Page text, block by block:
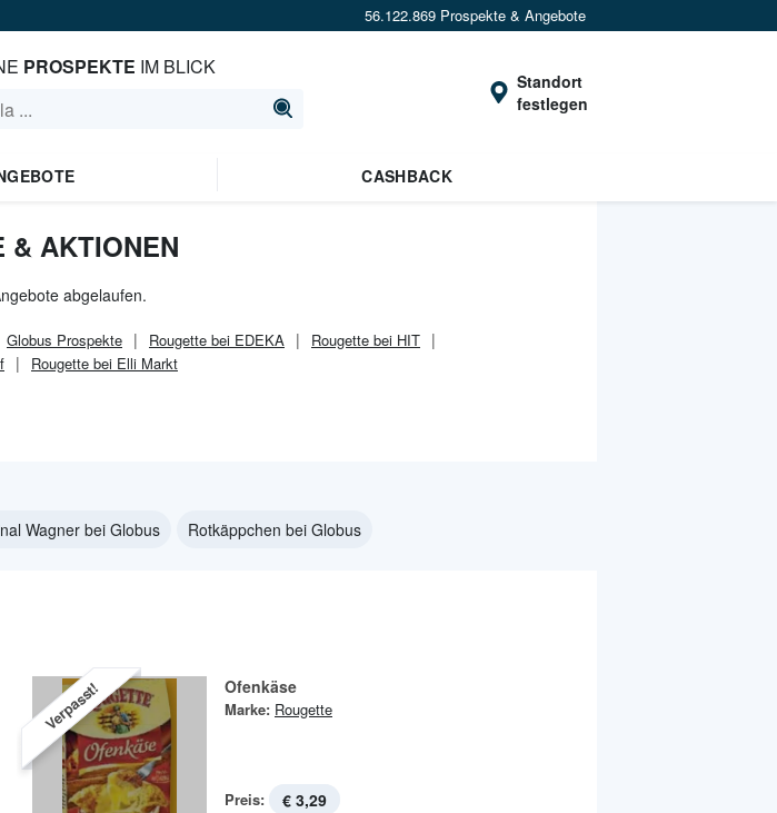
56.122.869 Prospekte & Angebote
PROSPEKTE IM BLICK
Standort
festlegen
CASHBACK
& AKTIONEN
abgelaufen.
Globus Prospekte Rougette bei EDEKA
Rougette bei HIT
Rougette bei Elli Markt
Wagner bei Globus Rotkäppchen bei Globus
Verpasst! Ofenkäse
Marke: Rougette
Preis: € 3,29